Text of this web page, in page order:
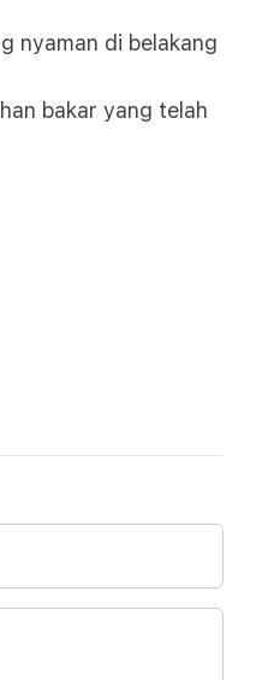
nyaman di belakang
bakar yang telah